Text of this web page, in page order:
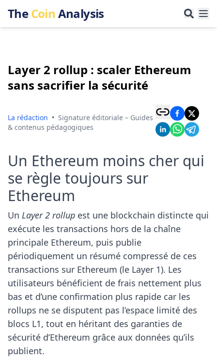
TheCoin Analysis
Layer 2 rollup : scaler Ethereum
sans sacrifier la sécurité
La rédaction • Signature éditoriale – Guides
& contenus pédagogiques
Un Ethereum moins cher qui
se règle toujours sur
Ethereum
Un Layer 2 rollup est une blockchain distincte qui
exécute les transactions hors de la chaîne
principale Ethereum, puis publie
périodiquement un résumé compressé de ces
transactions sur Ethereum (le Layer 1). Les
utilisateurs bénéficient de frais nettement plus
bas et d’une confirmation plus rapide car les
rollups ne se disputent pas l’espace limité des
blocs L1, tout en héritant des garanties de
sécurité d’Ethereum grâce aux données qu’ils
publient.